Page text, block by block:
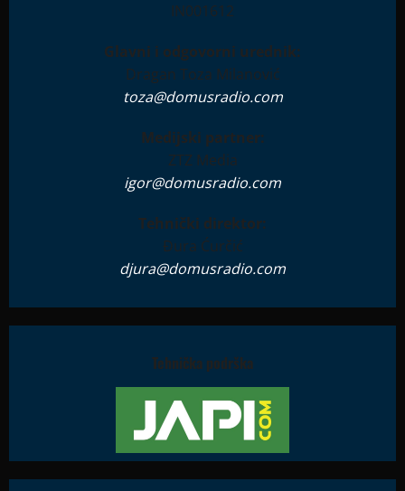
IN001612
Glavni i odgovorni urednik:
Dragan Toza Milanović
toza@domusradio.com
Medijski partner:
ZTZ Media
igor@domusradio.com
Tehnički direktor:
Đura Ćurčić
djura@domusradio.com
Tehnička podrška